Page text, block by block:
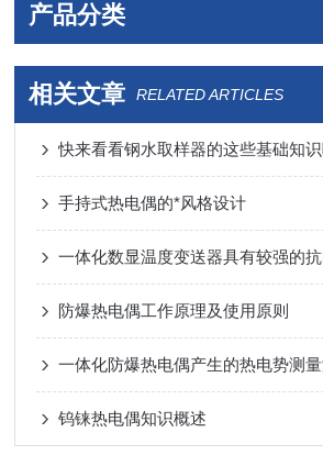
产品分类
相关文章 RELATED ARTICLES
快来看看钢水取样器的这些基础知识
手持式热电偶的*风格设计
一体化数显温度变送器具有较强的
防爆热电偶工作原理及使用原则
钨铼热电偶知识概述